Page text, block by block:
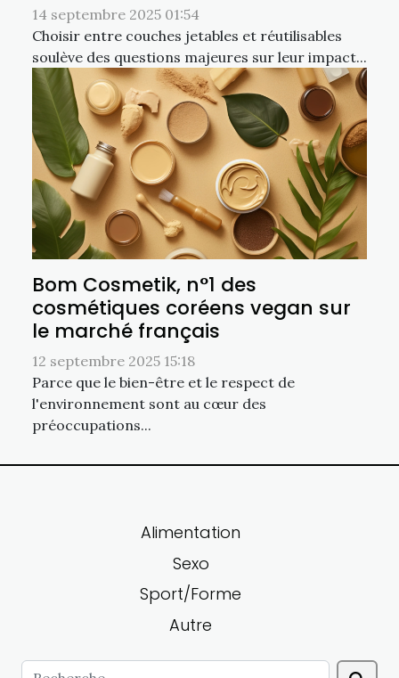
14 septembre 2025 01:54
Choisir entre couches jetables et réutilisables
soulève des questions majeures sur leur impact...
Bom Cosmetik, n°1 des
cosmétiques coréens vegan sur
le marché français
12 septembre 2025 15:18
Parce que le bien-être et le respect de
l'environnement sont au cœur des
préoccupations...
Alimentation
Sexo
Sport/Forme
Autre